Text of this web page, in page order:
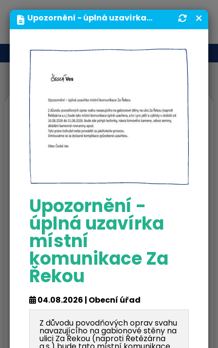
MENU
Obecní úřad
Oznámení o
vyhlášení VŘ -
odborný referent -
prodloužení
Upozornění - úplná uzavírka místní komunikace Za Řekou | Obecní úřad | Obec Česká Ves
Upozornění -
úplná uzavírka
místní
komunikace Za
Řekou
04.08.2026 | Obecní úřad
Z důvodu povodňových oprav svahu
navazujícího na gabionové stěny na
ulici Za Řekou (naproti Řetězárna